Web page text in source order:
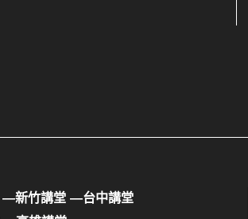
—新竹講堂 —台中講堂